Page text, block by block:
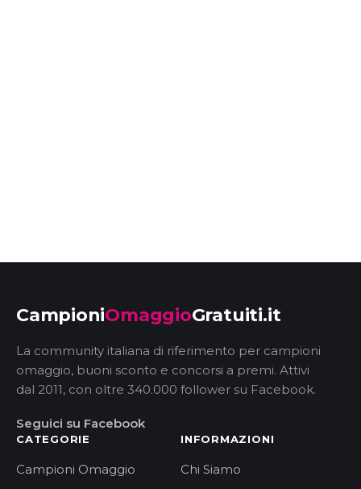
CampioniOmaggioGratuiti.it
La community italiana di riferimento per campioni
omaggio, buoni sconto e concorsi a premi. Attivi
dal 2011, con oltre 340.000 follower su Facebook.
Seguici su Facebook
CATEGORIE
Campioni Omaggio
INFORMAZIONI
Chi Siamo